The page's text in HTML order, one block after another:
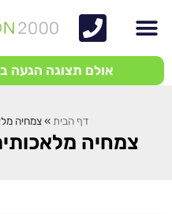
אולם תצוגה הגעה
דף הבית »צמחיה
צמחיה